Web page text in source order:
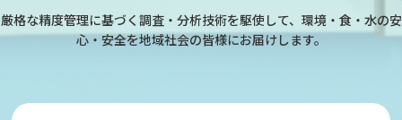
厳格な精度管理に基づく調査・分析技術を駆使して、環境・食・水の安
心・安全を地域社会の皆様にお届けします。